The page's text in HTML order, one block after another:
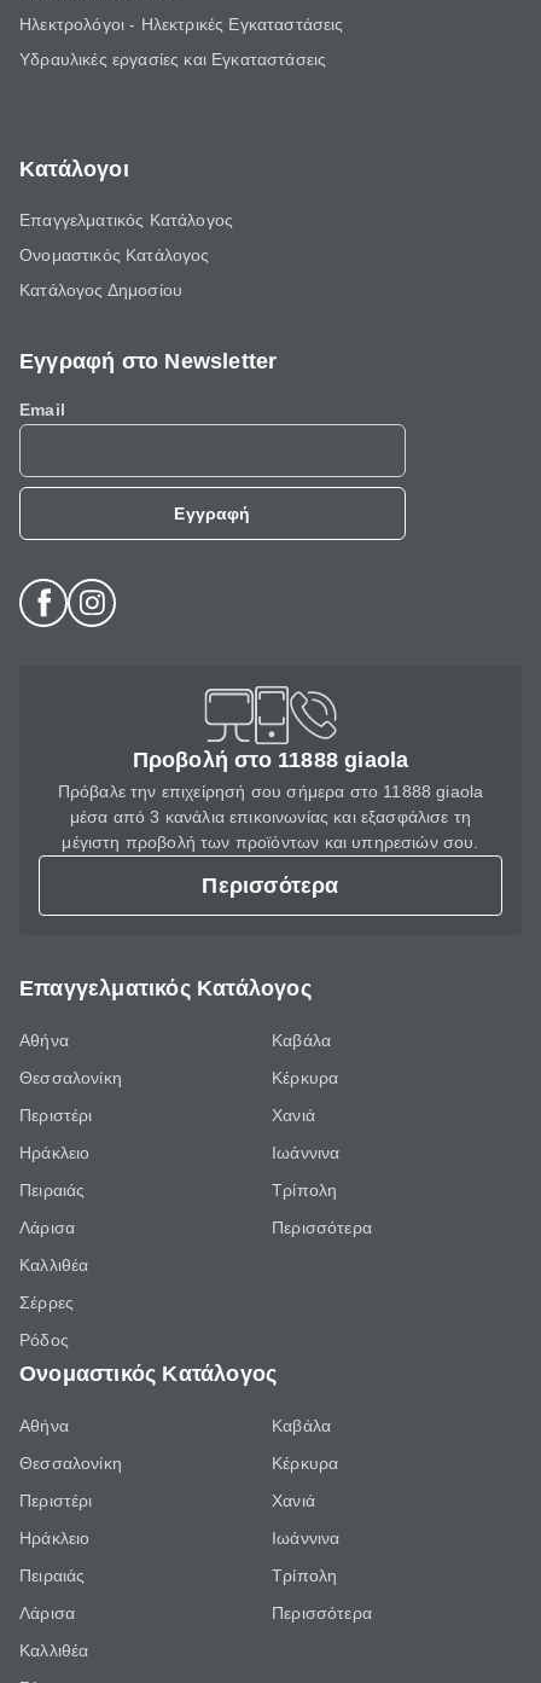
Ηλεκτρολόγοι - Ηλεκτρικές Εγκαταστάσεις
Υδραυλικές εργασίες και Εγκαταστάσεις
Κατάλογοι
Επαγγελματικός Κατάλογος
Ονομαστικός Κατάλογος
Κατάλογος Δημοσίου
Εγγραφή στο Newsletter
Email
Εγγραφή
Προβολή στο 11888 giaola
Πρόβαλε την επιχείρησή σου σήμερα στο 11888 giaola
μέσα από 3 κανάλια επικοινωνίας και εξασφάλισε τη
μέγιστη προβολή των προϊόντων και υπηρεσιών σου.
Περισσότερα
Επαγγελματικός Κατάλογος
Αθήνα
Θεσσαλονίκη
Περιστέρι
Ηράκλειο
Πειραιάς
Λάρισα
Καλλιθέα
Σέρρες
Ρόδος
Καβάλα
Κέρκυρα
Χανιά
Ιωάννινα
Τρίπολη
Περισσότερα
Ονομαστικός Κατάλογος
Αθήνα
Θεσσαλονίκη
Περιστέρι
Ηράκλειο
Πειραιάς
Λάρισα
Καλλιθέα
Καβάλα
Κέρκυρα
Χανιά
Ιωάννινα
Τρίπολη
Περισσότερα